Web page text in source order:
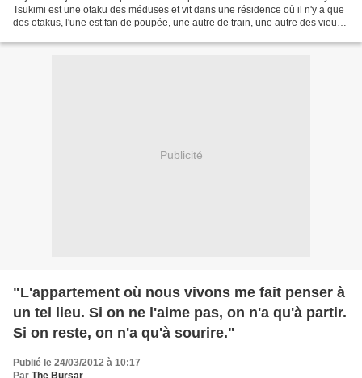
Tsukimi est une otaku des méduses et vit dans une résidence où il n'y a que
des otakus, l'une est fan de poupée, une autre de train, une autre des vieux
Publicité
"L'appartement où nous vivons me fait penser à
un tel lieu. Si on ne l'aime pas, on n'a qu'à partir.
Si on reste, on n'a qu'à sourire."
Publié le 24/03/2012 à 10:17
Par The Bursar